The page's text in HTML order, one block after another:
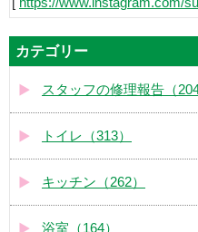
カテゴリー
スタッフの修理報告（
トイレ（313）
キッチン（262）
浴室（164）